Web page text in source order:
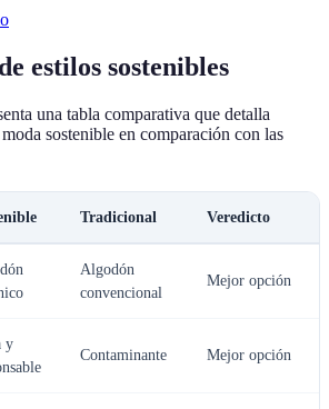
estilos sostenibles
una tabla comparativa que detalla
sostenible en comparación con las
Tradicional Veredicto
Algodón
convencional
Mejor opción
y
Contaminante Mejor opción